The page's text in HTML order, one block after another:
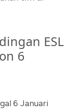
ESL
6
6 Januari